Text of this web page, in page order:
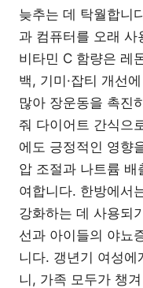
늦추는 데 탁월합니
과 컴퓨터를 오래 사
비타민 C 함량은 레
백, 기미·잡티 개선
많아 장운동을 촉진
줘 다이어트 간식으
에도 긍정적인 영향
압 조절과 나트륨 배
여합니다. 한방에서
강화하는 데 사용되
선과 아이들의 야뇨
니다. 갱년기 여성
니, 가족 모두가 챙